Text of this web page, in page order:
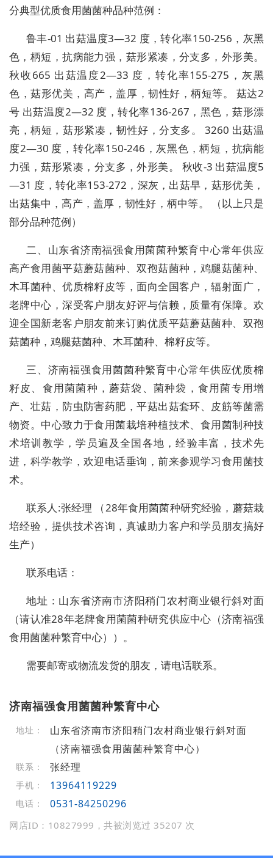
分典型优质食用菌菌种品种范例：
鲁丰-01 出菇温度3—32 度，转化率150-256，灰黑
色，柄短，抗病能力强，菇形紧凑，分支多，外形美。
秋收665 出菇温度2—33 度，转化率155-275，灰黑
色，菇形优美，高产，盖厚，韧性好，柄短等。 菇达2
号 出菇温度2—32 度，转化率136-267，黑色，菇形漂
亮，柄短，菇形紧凑，韧性好，分支多。 3260 出菇温
度2—30 度，转化率150-246，灰黑色，柄短，抗病能
力强，菇形紧凑，分支多，外形美。 秋收-3 出菇温度5
—31 度，转化率153-272，深灰，出菇早，菇形优美，
出菇集中，高产，盖厚，韧性好，柄中等。 （以上只是
部分品种范例）
二、山东省济南福强食用菌菌种繁育中心常年供应
高产食用菌平菇蘑菇菌种、双孢菇菌种，鸡腿菇菌种、
木耳菌种、优质棉籽皮等，面向全国客户，辐射面广，
老牌中心，深受客户朋友好评与信赖，质量有保障。欢
迎全国新老客户朋友前来订购优质平菇蘑菇菌种、双孢
菇菌种，鸡腿菇菌种、木耳菌种、棉籽皮等。
三、济南福强食用菌菌种繁育中心常年供应优质棉
籽皮、食用菌菌种，蘑菇袋、菌种袋，食用菌专用增
产、壮菇，防虫防害药肥，平菇出菇套环、皮筋等菌需
物资。中心致力于食用菌栽培种植技术、食用菌制种技
术培训教学，学员遍及全国各地，经验丰富，技术先
进，科学教学，欢迎电话垂询，前来参观学习食用菌技
术。
联系人:张经理 （28年食用菌菌种研究经验，蘑菇栽
培经验，提供技术咨询，真诚助力客户和学员朋友搞好
生产）
联系电话：
地址：山东省济南市济阳稍门农村商业银行斜对面
（请认准28年老牌食用菌菌种研究供应中心（济南福强
食用菌菌种繁育中心））。
需要邮寄或物流发货的朋友，请电话联系。
济南福强食用菌菌种繁育中心
地址：
山东省济南市济阳稍门农村商业银行斜对面
（济南福强食用菌菌种繁育中心）
联系： 张经理
手机： 13964119229
电话： 0531-84250296
网店ID：10827999，共被浏览过 35207 次